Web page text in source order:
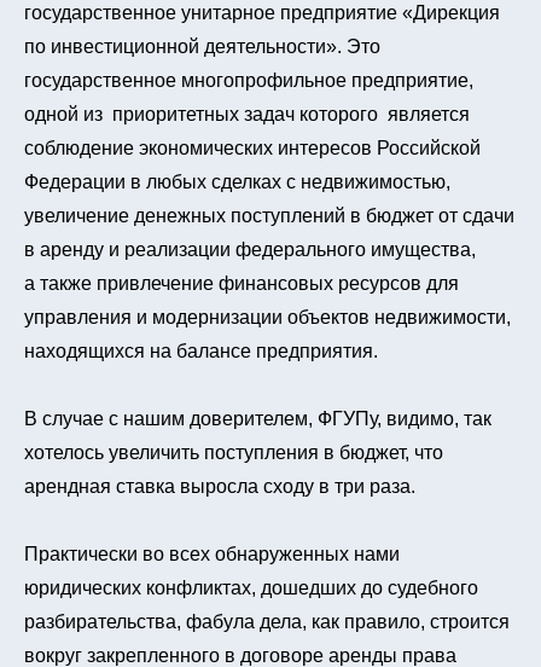
государственное унитарное предприятие «Дирекция
по инвестиционной деятельности». Это
государственное многопрофильное предприятие,
одной из приоритетных задач которого является
соблюдение экономических интересов Российской
Федерации в любых сделках с недвижимостью,
увеличение денежных поступлений в бюджет от сдачи
в аренду и реализации федерального имущества,
а также привлечение финансовых ресурсов для
управления и модернизации объектов недвижимости,
находящихся на балансе предприятия.
В случае с нашим доверителем, ФГУПу, видимо, так
хотелось увеличить поступления в бюджет, что
арендная ставка выросла сходу в три раза.
Практически во всех обнаруженных нами
юридических конфликтах, дошедших до судебного
разбирательства, фабула дела, как правило, строится
вокруг закрепленного в договоре аренды права